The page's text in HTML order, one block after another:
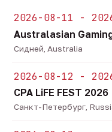
2026-08-11 -
Australasian
Сидней, Australia
2026-08-12 -
CPA LiFE FEST 2026
Санкт-Петербург,